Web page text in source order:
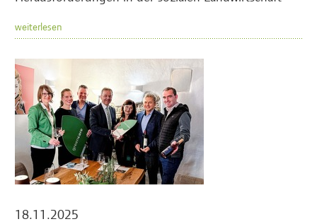
weiterlesen
18.11.2025